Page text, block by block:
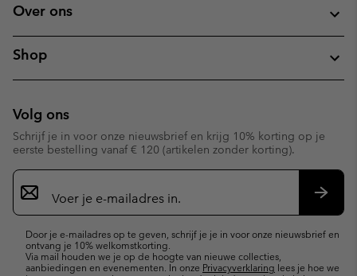
Over ons
Shop
Volg ons
Schrijf je in voor onze nieuwsbrief en krijg 10% korting op je
eerste bestelling vanaf € 120 (artikelen zonder korting).
Aanmelden
voor
e-
Door je e-mailadres op te geven, schrijf je je in voor onze nieuwsbrief en
ontvang je 10% welkomstkorting.
Via mail houden we je op de hoogte van nieuwe collecties,
aanbiedingen en evenementen. In onze Privacyverklaring lees je hoe we